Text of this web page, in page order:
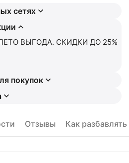
сетях
ВЫГОДА. СКИДКИ ДО 25%
покупок
Отзывы Как